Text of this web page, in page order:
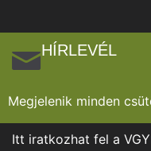
HÍRLEVÉL
Megjelenik minden
Itt iratkozhat fel a